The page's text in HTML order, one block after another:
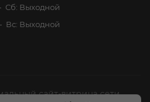
Сб: Выходной
Вс: Выходной
сайт-витрина сети